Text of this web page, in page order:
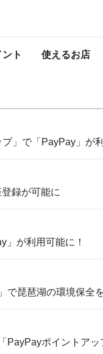
ト 使えるお店
PayPayか
」で「PayPay」が
録が可能に
」が利用可能に！
で琵琶湖の環境保全
PayPayポイントア